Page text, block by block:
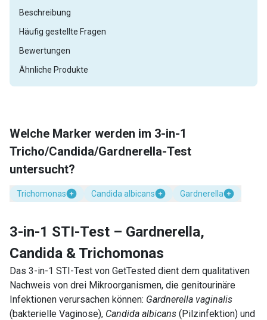
Welche Marker werden im 3-in-1
Tricho/Candida/Gardnerella-Test
untersucht?
Trichomonas Candida albicans Gardnerella
3-in-1 STI-Test – Gardnerella,
Candida & Trichomonas
Das 3-in-1 STI-Test von GetTested dient dem qualitativen
Nachweis von drei Mikroorganismen, die genitourinäre
Infektionen verursachen können: Gardnerella vaginalis
(bakterielle Vaginose), Candida albicans (Pilzinfektion) und
Beschreibung
Häufig gestellte Fragen
Bewertungen
Ähnliche Produkte